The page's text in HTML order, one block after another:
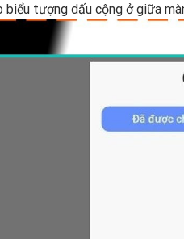
biểu tượng dấu cộng ở giữa